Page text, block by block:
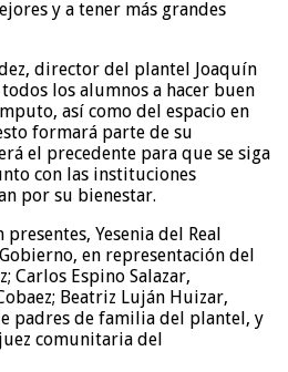
y a tener más grandes
director del plantel Joaquín
los alumnos a hacer buen
así como del espacio en
formará parte de su
el precedente para que se siga
con las instituciones
por su bienestar.
Yesenia del Real
en representación del
Carlos Espino Salazar,
Beatriz Luján Huizar,
padres de familia del plantel, y
comunitaria del